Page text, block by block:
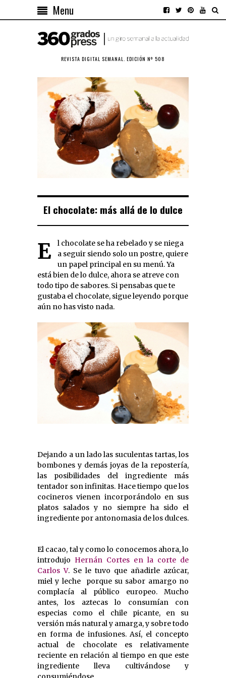
Menu
REVISTA DIGITAL SEMANAL. EDICIÓN Nº 508
El chocolate: más allá de lo dulce
El chocolate se ha rebelado y se niega
a seguir siendo solo un postre, quiere
un papel principal en su menú. Ya
está bien de lo dulce, ahora se atreve con
todo tipo de sabores. Si pensabas que te
gustaba el chocolate, sigue leyendo porque
aún no has visto nada.
Dejando a un lado las suculentas tartas, los
bombones y demás joyas de la repostería,
las posibilidades del ingrediente más
tentador son infinitas. Hace tiempo que los
cocineros vienen incorporándolo en sus
platos salados y no siempre ha sido el
ingrediente por antonomasia de los dulces.
El cacao, tal y como lo conocemos ahora, lo
introdujo Hernán Cortes en la corte de
Carlos V. Se le tuvo que añadirle azúcar,
miel y leche porque su sabor amargo no
complacía al público europeo. Mucho
antes, los aztecas lo consumían con
especias como el chile picante, en su
versión más natural y amarga, y sobre todo
en forma de infusiones. Así, el concepto
actual de chocolate es relativamente
reciente en relación al tiempo en que este
ingrediente lleva cultivándose y